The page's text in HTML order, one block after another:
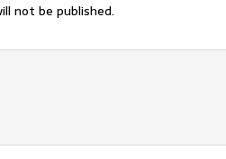
not be published.